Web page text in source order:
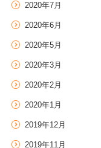
2020年7月
2020年6月
2020年5月
2020年3月
2020年2月
2020年1月
2019年12月
2019年11月